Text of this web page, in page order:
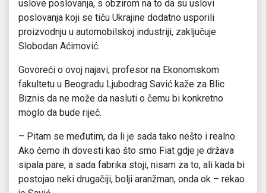
uslove poslovanja, s obzirom na to da su uslovi
poslovanja koji se tiču Ukrajine dodatno usporili
proizvodnju u automobilskoj industriji, zaključuje
Slobodan Aćimović.
Govoreći o ovoj najavi, profesor na Ekonomskom
fakultetu u Beogradu Ljubodrag Savić kaže za Blic
Biznis da ne može da nasluti o čemu bi konkretno
moglo da bude riječ.
– Pitam se međutim, da li je sada tako nešto i realno.
Ako ćemo ih dovesti kao što smo Fiat gdje je država
sipala pare, a sada fabrika stoji, nisam za to, ali kada bi
postojao neki drugačiji, bolji aranžman, onda ok – rekao